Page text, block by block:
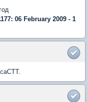
06 February 2009 - 1